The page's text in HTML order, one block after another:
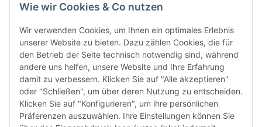
FÜR EUCH UNTERWEGS
Wie wir Cookies & Co nutzen
Wir verwenden Cookies, um Ihnen ein optimales Erlebnis
unserer Website zu bieten. Dazu zählen Cookies, die für
den Betrieb der Seite technisch notwendig sind, während
andere uns helfen, unsere Website und Ihre Erfahrung
damit zu verbessern. Klicken Sie auf "Alle akzeptieren"
oder "Schließen", um über deren Nutzung zu entscheiden.
Klicken Sie auf "Konfigurieren", um ihre persönlichen
Präferenzen auszuwählen. Ihre Einstellungen können Sie